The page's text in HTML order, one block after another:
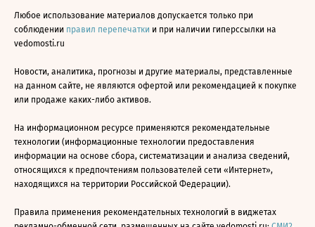
Любое использование материалов допускается только при
соблюдении правил перепечатки и при наличии гиперссылки на
vedomosti.ru
Новости, аналитика, прогнозы и другие материалы, представленные
на данном сайте, не являются офертой или рекомендацией к покупке
или продаже каких-либо активов.
На информационном ресурсе применяются рекомендательные
технологии (информационные технологии предоставления
информации на основе сбора, систематизации и анализа сведений,
относящихся к предпочтениям пользователей сети «Интернет»,
находящихся на территории Российской Федерации).
Правила применения рекомендательных технологий в виджетах